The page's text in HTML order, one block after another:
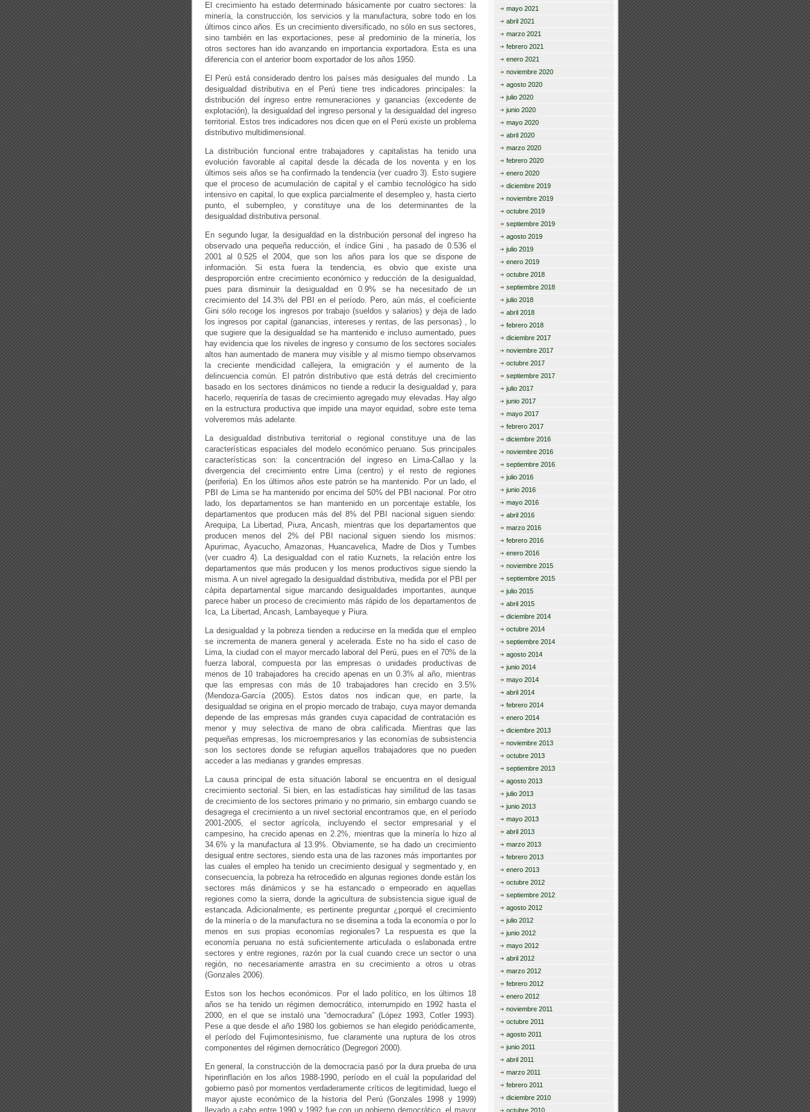
El crecimiento ha estado determinado básicamente por cuatro sectores: la
minería, la construcción, los servicios y la manufactura, sobre todo en los
últimos cinco años. Es un crecimiento diversificado, no sólo en sus sectores,
sino también en las exportaciones, pese al predominio de la minería, los
otros sectores han ido avanzando en importancia exportadora. Esta es una
diferencia con el anterior boom exportador de los años 1950.
El Perú está considerado dentro los países más desiguales del mundo . La
desigualdad distributiva en el Perú tiene tres indicadores principales: la
distribución del ingreso entre remuneraciones y ganancias (excedente de
explotación), la desigualdad del ingreso personal y la desigualdad del ingreso
territorial. Estos tres indicadores nos dicen que en el Perú existe un problema
distributivo multidimensional.
La distribución funcional entre trabajadores y capitalistas ha tenido una
evolución favorable al capital desde la década de los noventa y en los
últimos seis años se ha confirmado la tendencia (ver cuadro 3). Esto sugiere
que el proceso de acumulación de capital y el cambio tecnológico ha sido
intensivo en capital, lo que explica parcialmente el desempleo y, hasta cierto
punto, el subempleo, y constituye una de los determinantes de la
desigualdad distributiva personal.
En segundo lugar, la desigualdad en la distribución personal del ingreso ha
observado una pequeña reducción, el índice Gini , ha pasado de 0.536 el
2001 al 0.525 el 2004, que son los años para los que se dispone de
información. Si esta fuera la tendencia, es obvio que existe una
desproporción entre crecimiento económico y reducción de la desigualdad,
pues para disminuir la desigualdad en 0.9% se ha necesitado de un
crecimiento del 14.3% del PBI en el período. Pero, aún más, el coeficiente
Gini sólo recoge los ingresos por trabajo (sueldos y salarios) y deja de lado
los ingresos por capital (ganancias, intereses y rentas, de las personas) , lo
que sugiere que la desigualdad se ha mantenido e incluso aumentado, pues
hay evidencia que los niveles de ingreso y consumo de los sectores sociales
altos han aumentado de manera muy visible y al mismo tiempo observamos
la creciente mendicidad callejera, la emigración y el aumento de la
delincuencia común. El patrón distributivo que está detrás del crecimiento
basado en los sectores dinámicos no tiende a reducir la desigualdad y, para
hacerlo, requeriría de tasas de crecimiento agregado muy elevadas. Hay algo
en la estructura productiva que impide una mayor equidad, sobre este tema
volveremos más adelante.
La desigualdad distributiva territorial o regional constituye una de las
características espaciales del modelo económico peruano. Sus principales
características son: la concentración del ingreso en Lima-Callao y la
divergencia del crecimiento entre Lima (centro) y el resto de regiones
(periferia). En los últimos años este patrón se ha mantenido. Por un lado, el
PBI de Lima se ha mantenido por encima del 50% del PBI nacional. Por otro
lado, los departamentos se han mantenido en un porcentaje estable, los
departamentos que producen más del 8% del PBI nacional siguen siendo:
Arequipa, La Libertad, Piura, Ancash, mientras que los departamentos que
producen menos del 2% del PBI nacional siguen siendo los mismos:
Apurimac, Ayacucho, Amazonas, Huancavelica, Madre de Dios y Tumbes
(ver cuadro 4). La desigualdad con el ratio Kuznets, la relación entre los
departamentos que más producen y los menos productivos sigue siendo la
misma. A un nivel agregado la desigualdad distributiva, medida por el PBI per
cápita departamental sigue marcando desigualdades importantes, aunque
parece haber un proceso de crecimiento más rápido de los departamentos de
Ica, La Libertad, Ancash, Lambayeque y Piura.
La desigualdad y la pobreza tienden a reducirse en la medida que el empleo
se incrementa de manera general y acelerada. Este no ha sido el caso de
Lima, la ciudad con el mayor mercado laboral del Perú, pues en el 70% de la
fuerza laboral, compuesta por las empresas o unidades productivas de
menos de 10 trabajadores ha crecido apenas en un 0.3% al año, mientras
que las empresas con más de 10 trabajadores han crecido en 3.5%
(Mendoza-García (2005). Estos datos nos indican que, en parte, la
desigualdad se origina en el propio mercado de trabajo, cuya mayor demanda
depende de las empresas más grandes cuya capacidad de contratación es
menor y muy selectiva de mano de obra calificada. Mientras que las
pequeñas empresas, los microempresarios y las economías de subsistencia
son los sectores donde se refugian aquellos trabajadores que no pueden
acceder a las medianas y grandes empresas.
La causa principal de esta situación laboral se encuentra en el desigual
crecimiento sectorial. Si bien, en las estadísticas hay similitud de las tasas
de crecimiento de los sectores primario y no primario, sin embargo cuando se
desagrega el crecimiento a un nivel sectorial encontramos que, en el período
2001-2005, el sector agrícola, incluyendo el sector empresarial y el
campesino, ha crecido apenas en 2.2%, mientras que la minería lo hizo al
34.6% y la manufactura al 13.9%. Obviamente, se ha dado un crecimiento
desigual entre sectores, siendo esta una de las razones más importantes por
las cuales el empleo ha tenido un crecimiento desigual y segmentado y, en
consecuencia, la pobreza ha retrocedido en algunas regiones donde están los
sectores más dinámicos y se ha estancado o empeorado en aquellas
regiones como la sierra, donde la agricultura de subsistencia sigue igual de
estancada. Adicionalmente, es pertinente preguntar ¿porqué el crecimiento
de la minería o de la manufactura no se disemina a toda la economía o por lo
menos en sus propias economías regionales? La respuesta es que la
economía peruana no está suficientemente articulada o eslabonada entre
sectores y entre regiones, razón por la cual cuando crece un sector o una
región, no necesariamente arrastra en su crecimiento a otros u otras
(Gonzales 2006).
Estos son los hechos económicos. Por el lado político, en los últimos 18
años se ha tenido un régimen democrático, interrumpido en 1992 hasta el
2000, en el que se instaló una “democradura” (López 1993, Cotler 1993).
Pese a que desde el año 1980 los gobiernos se han elegido periódicamente,
el período del Fujimontesinismo, fue claramente una ruptura de los otros
componentes del régimen democrático (Degregori 2000).
En general, la construcción de la democracia pasó por la dura prueba de una
hiperinflación en los años 1988-1990, período en el cuál la popularidad del
gobierno pasó por momentos verdaderamente críticos de legitimidad, luego el
mayor ajuste económico de la historia del Perú (Gonzales 1998 y 1999)
llevado a cabo entre 1990 y 1992 fue con un gobierno democrático, el mayor
mayo 2021
abril 2021
marzo 2021
febrero 2021
enero 2021
noviembre 2020
agosto 2020
julio 2020
junio 2020
mayo 2020
abril 2020
marzo 2020
febrero 2020
enero 2020
diciembre 2019
noviembre 2019
octubre 2019
septiembre 2019
agosto 2019
julio 2019
enero 2019
octubre 2018
septiembre 2018
julio 2018
abril 2018
febrero 2018
diciembre 2017
noviembre 2017
octubre 2017
septiembre 2017
julio 2017
junio 2017
mayo 2017
febrero 2017
diciembre 2016
noviembre 2016
septiembre 2016
julio 2016
junio 2016
mayo 2016
abril 2016
marzo 2016
febrero 2016
enero 2016
noviembre 2015
septiembre 2015
julio 2015
abril 2015
diciembre 2014
octubre 2014
septiembre 2014
agosto 2014
junio 2014
mayo 2014
abril 2014
febrero 2014
enero 2014
diciembre 2013
noviembre 2013
octubre 2013
septiembre 2013
agosto 2013
julio 2013
junio 2013
mayo 2013
abril 2013
marzo 2013
febrero 2013
enero 2013
octubre 2012
septiembre 2012
agosto 2012
julio 2012
junio 2012
mayo 2012
abril 2012
marzo 2012
febrero 2012
enero 2012
noviembre 2011
octubre 2011
agosto 2011
junio 2011
abril 2011
marzo 2011
febrero 2011
diciembre 2010
octubre 2010